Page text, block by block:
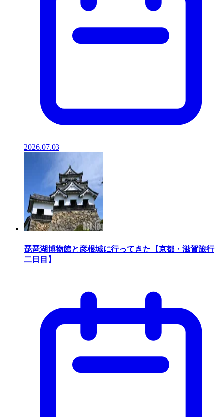
2026.07.03
琵琶湖博物館と彦根城に行ってきた【京都・滋賀旅行
二日目】